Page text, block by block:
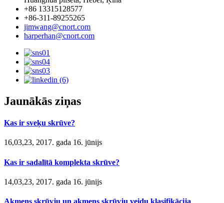
+86 13315128577
+86-311-89255265
jimwang@cnort.com
harperhan@cnort.com
Jaunākās ziņas
Kas ir sveķu skrūve?
16,03,23, 2017. gada 16. jūnijs
Kas ir sadalītā komplekta skrūve?
14,03,23, 2017. gada 16. jūnijs